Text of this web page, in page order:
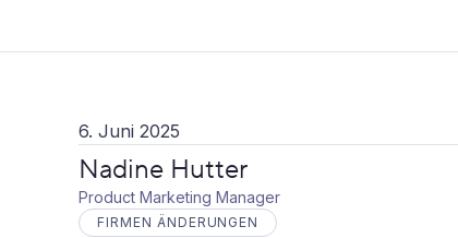
6. Juni 2025
Nadine Hutter
Product Marketing Manager
FIRMEN ÄNDERUNGEN